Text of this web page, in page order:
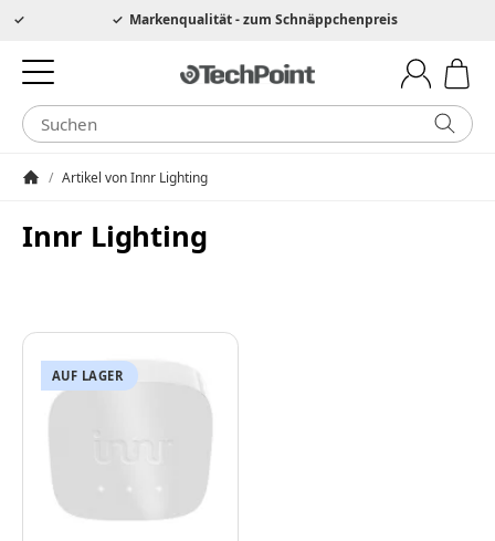
Hotline 0049 6205 3079975
Markenqualität - zum Schnäppchenpreis
/ Artikel von Innr Lighting
Innr Lighting
AUF LAGER